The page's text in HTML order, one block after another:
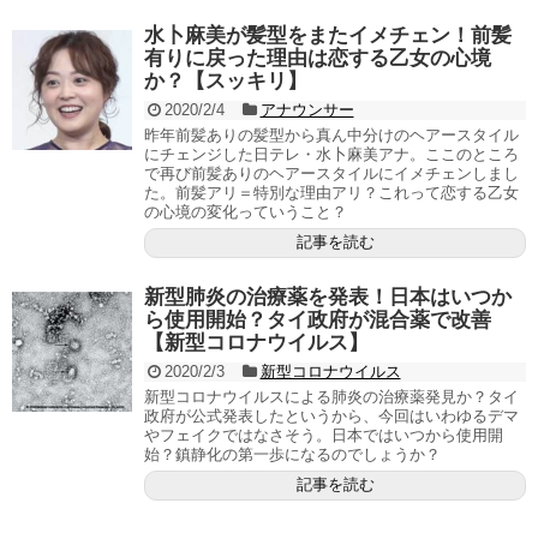
水卜麻美が髪型をまたイメチェン！前髪
有りに戻った理由は恋する乙女の心境
か？【スッキリ】
2020/2/4
アナウンサー
昨年前髪ありの髪型から真ん中分けのヘアースタイル
にチェンジした日テレ・水卜麻美アナ。ここのところ
で再び前髪ありのヘアースタイルにイメチェンしまし
た。前髪アリ＝特別な理由アリ？これって恋する乙女
の心境の変化っていうこと？
記事を読む
新型肺炎の治療薬を発表！日本はいつか
ら使用開始？タイ政府が混合薬で改善
【新型コロナウイルス】
2020/2/3
新型コロナウイルス
新型コロナウイルスによる肺炎の治療薬発見か？タイ
政府が公式発表したというから、今回はいわゆるデマ
やフェイクではなさそう。日本ではいつから使用開
始？鎮静化の第一歩になるのでしょうか？
記事を読む